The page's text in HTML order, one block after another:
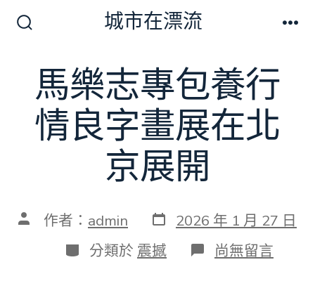
開
城市在漂流
馬樂志專包養行
情良字畫展在北
京展開
文 作者： admin 發
表
日
期
2026 年 1 月 27 日
分
類
分類於 震撼 在
〈馬
尚無留言